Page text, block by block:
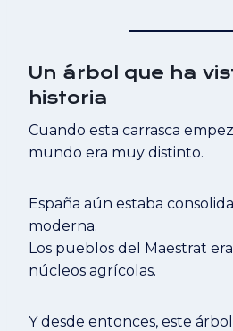
Un árbol que ha
historia
Cuando esta carrasca
mundo era muy distinto.
España aún estaba
moderna.
Los pueblos del Maestrat
núcleos agrícolas.
Y desde entonces, este